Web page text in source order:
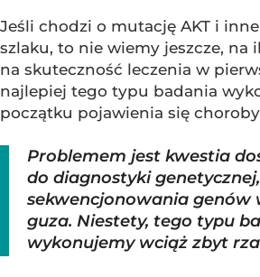
Jeśli chodzi o mutację AKT i
szlaku, to nie wiemy jeszcze, na
na skuteczność leczenia w
najlepiej tego typu badania
początku pojawienia się
Problemem jest kwestia
do diagnostyki
sekwencjonowania genów
guza. Niestety, tego typu
wykonujemy wciąż zbyt